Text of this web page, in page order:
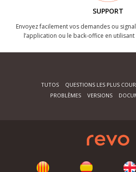
SUPPORT
Envoyez facilement vos demandes ou
l’application ou le back-office en
TUTOS QUESTIONS LES PLUS
PROBLÈMES
VERSIONS